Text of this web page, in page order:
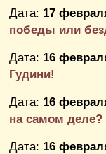
Дата: 17
победы или
Дата: 16
Гудини!
Дата: 16
на самом деле?
Дата: 16